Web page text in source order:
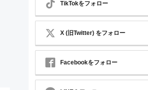
TikTokをフォロー
X (旧Twitter) をフォロー
Facebookをフォロー